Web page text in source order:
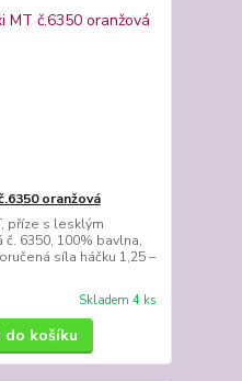
oranžová
příze s lesklým
6350, 100% bavlna,
síla háčku 1,25 –
Skladem 4 ks
do košíku